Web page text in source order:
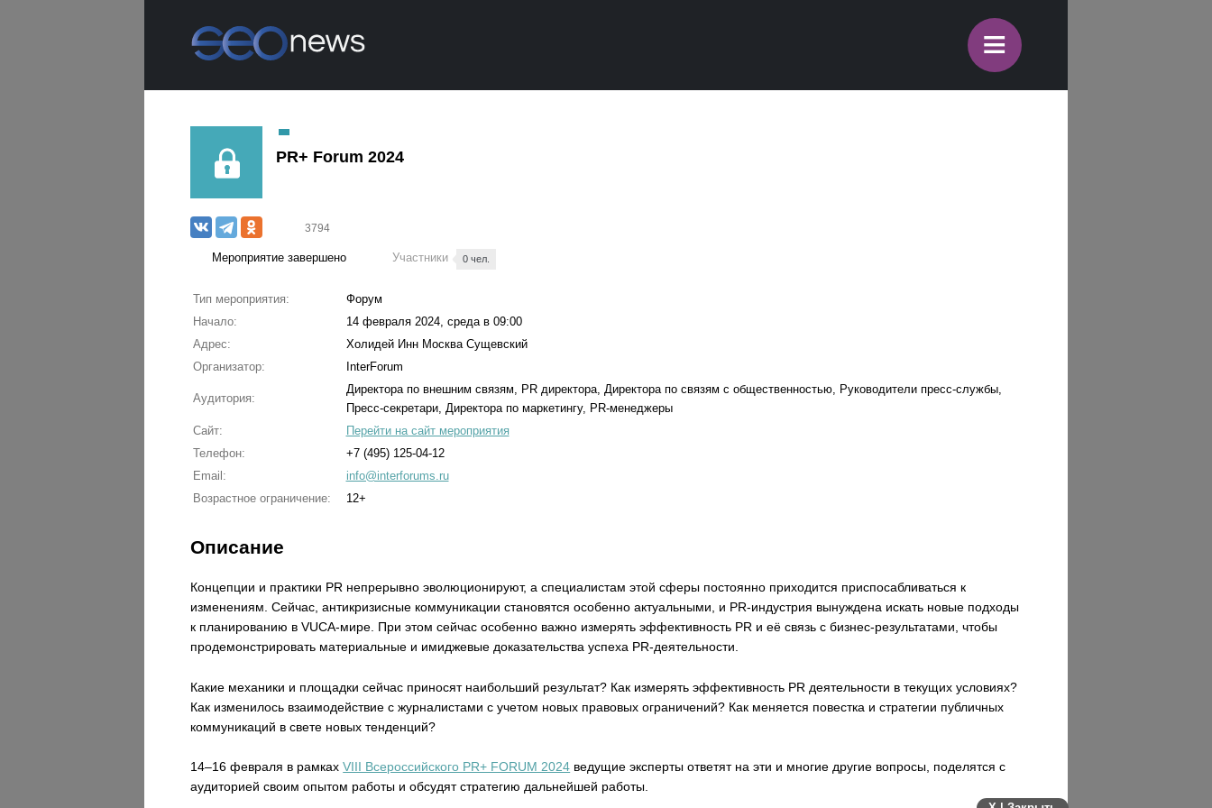
≡
PR+ Forum 2024
3794
Мероприятие завершено Участники 0 чел.
Тип мероприятия:
Форум
Начало:
14 февраля 2024, среда в 09:00
Адрес:
Холидей Инн Москва Сущевский
Организатор:
InterForum
Аудитория:
Директора по внешним связям, PR директора, Директора по связям с общественностью, Руководители пресс-службы,
Пресс-секретари, Директора по маркетингу, PR-менеджеры
Сайт:
Перейти на сайт мероприятия
Телефон:
+7 (495) 125-04-12
Email:
info@interforums.ru
Возрастное ограничение:
12+
Описание
Концепции и практики PR непрерывно эволюционируют, а специалистам этой сферы постоянно приходится приспосабливаться к
изменениям. Сейчас, антикризисные коммуникации становятся особенно актуальными, и PR-индустрия вынуждена искать новые подходы
к планированию в VUCA-мире. При этом сейчас особенно важно измерять эффективность PR и её связь с бизнес-результатами, чтобы
продемонстрировать материальные и имиджевые доказательства успеха PR-деятельности.
Какие механики и площадки сейчас приносят наибольший результат? Как измерять эффективность PR деятельности в текущих условиях?
Как изменилось взаимодействие с журналистами с учетом новых правовых ограничений? Как меняется повестка и стратегии публичных
коммуникаций в свете новых тенденций?
14–16 февраля в рамкахVIII Всероссийского PR+ FORUM 2024 ведущие эксперты ответят на эти и многие другие вопросы, поделятся с
аудиторией своим опытом работы и обсудят стратегию дальнейшей работы.